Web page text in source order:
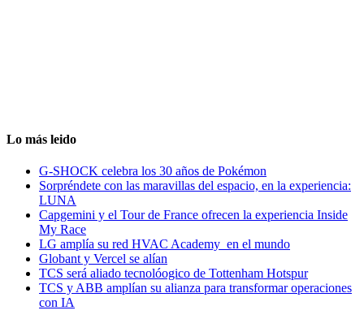
Lo más leido
G-SHOCK celebra los 30 años de Pokémon
Sorpréndete con las maravillas del espacio, en la experiencia:
LUNA
Capgemini y el Tour de France ofrecen la experiencia Inside
My Race
LG amplía su red HVAC Academy en el mundo
Globant y Vercel se alían
TCS será aliado tecnolóogico de Tottenham Hotspur
TCS y ABB amplían su alianza para transformar operaciones
con IA